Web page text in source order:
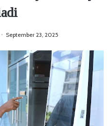
September 23, 2025